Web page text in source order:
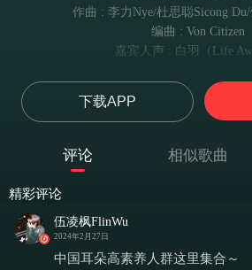
作曲 : 李力Nye/杜思聪Sicong
编曲 : Von Citizen
嘉宾人声 : 白羽（Life
制作人 : 李力Nye
吉他 : 伍凌枫FlinWu/李力Nye/余
鼓 : 杜思聪Sicong Du
鼓录音 : 赵恺明@RC
Standing on the edge
下载APP
评论 相似歌曲
精彩评论
伍凌枫FlinWu
2024年2月27日
中国耳朵高素养人群这里集合～